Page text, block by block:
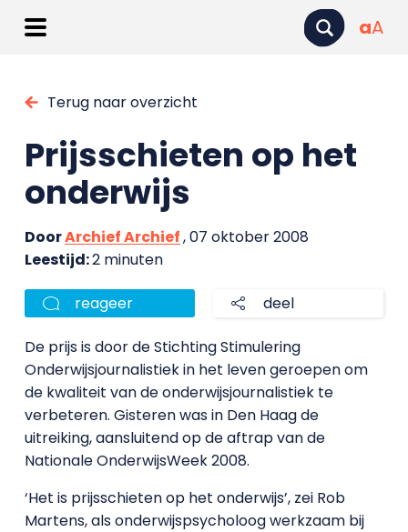
aA
Terug naar overzicht
Prijsschieten op het
onderwijs
DoorArchief Archief, 07 oktober 2008
Leestijd:2 minuten
reageer deel
De prijs is door de Stichting Stimulering
Onderwijsjournalistiek in het leven geroepen om
de kwaliteit van de onderwijsjournalistiek te
verbeteren. Gisteren was in Den Haag de
uitreiking, aansluitend op de aftrap van de
Nationale OnderwijsWeek 2008.
‘Het is prijsschieten op het onderwijs’, zei Rob
Martens, als onderwijspsycholoog werkzaam bij